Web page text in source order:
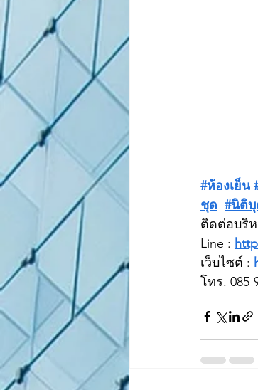
#ห้องเย็น
ชุด #นิติ
ติดต่อบริ
Line :
เว็บไซต์ :
โทร.